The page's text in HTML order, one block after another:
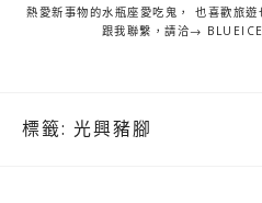
熱愛新事物的水瓶座愛吃鬼， 也喜歡旅
跟我聯繫，請洽→
標籤: 光興豬腳